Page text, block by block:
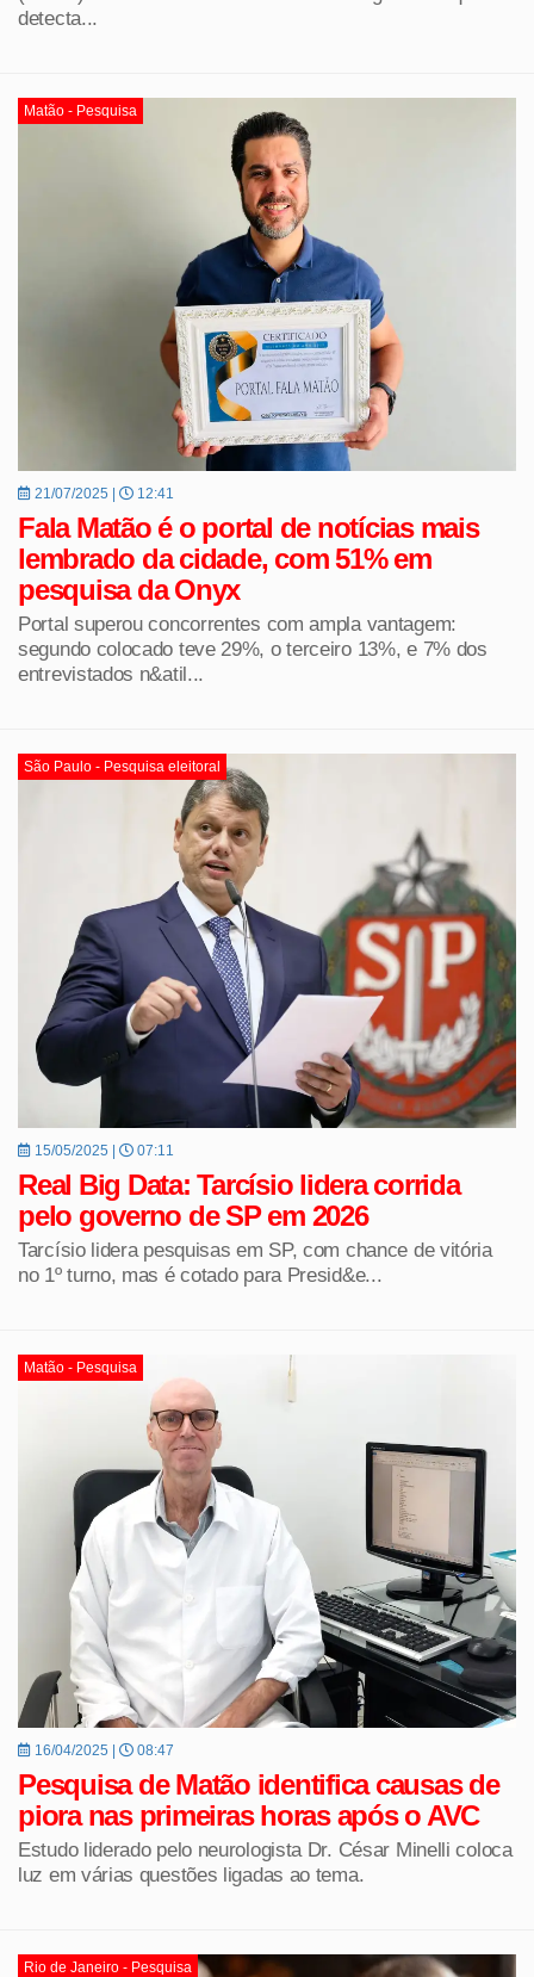
detecta...
Matão - Pesquisa
21/07/2025 | 12:41
Fala Matão é o portal de notícias mais
lembrado da cidade, com 51% em
pesquisa da Onyx
Portal superou concorrentes com ampla vantagem:
segundo colocado teve 29%, o terceiro 13%, e 7% dos
entrevistados n&atil...
São Paulo - Pesquisa eleitoral
15/05/2025 | 07:11
Real Big Data: Tarcísio lidera corrida
pelo governo de SP em 2026
Tarcísio lidera pesquisas em SP, com chance de vitória
no 1º turno, mas é cotado para Presid&e...
Matão - Pesquisa
16/04/2025 | 08:47
Pesquisa de Matão identifica causas de
piora nas primeiras horas após o AVC
Estudo liderado pelo neurologista Dr. César Minelli coloca
luz em várias questões ligadas ao tema.
Rio de Janeiro - Pesquisa